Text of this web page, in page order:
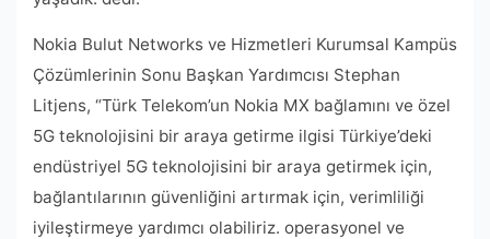
Nokia Bulut Networks ve Hizmetleri Kurumsal Kampüs
Çözümlerinin Sonu Başkan Yardımcısı Stephan
Litjens, “Türk Telekom’un Nokia MX bağlamını ve özel
5G teknolojisini bir araya getirme ilgisi Türkiye’deki
endüstriyel 5G teknolojisini bir araya getirmek için,
bağlantılarının güvenliğini artırmak için, verimliliği
iyileştirmeye yardımcı olabiliriz. operasyonel ve